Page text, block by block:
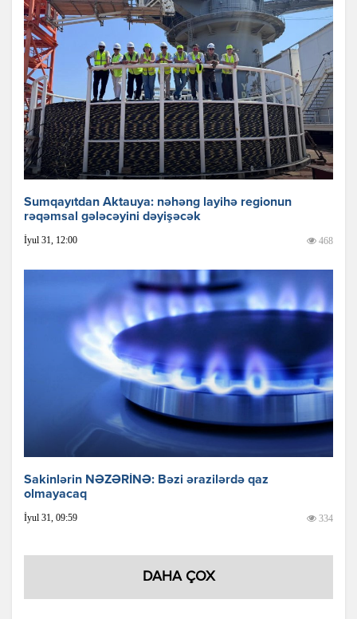
Sumqayıtdan Aktauya: nəhəng layihə regionun
rəqəmsal gələcəyini dəyişəcək
İyul 31, 12:00 468
Sakinlərin NƏZƏRİNƏ: Bəzi ərazilərdə qaz
olmayacaq
İyul 31, 09:59 334
DAHA ÇOX